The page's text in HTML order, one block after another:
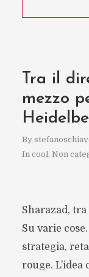
Tra il
mezzo
By
In cool, Non
Sharazad, tra
Su varie
strategia,
rouge.